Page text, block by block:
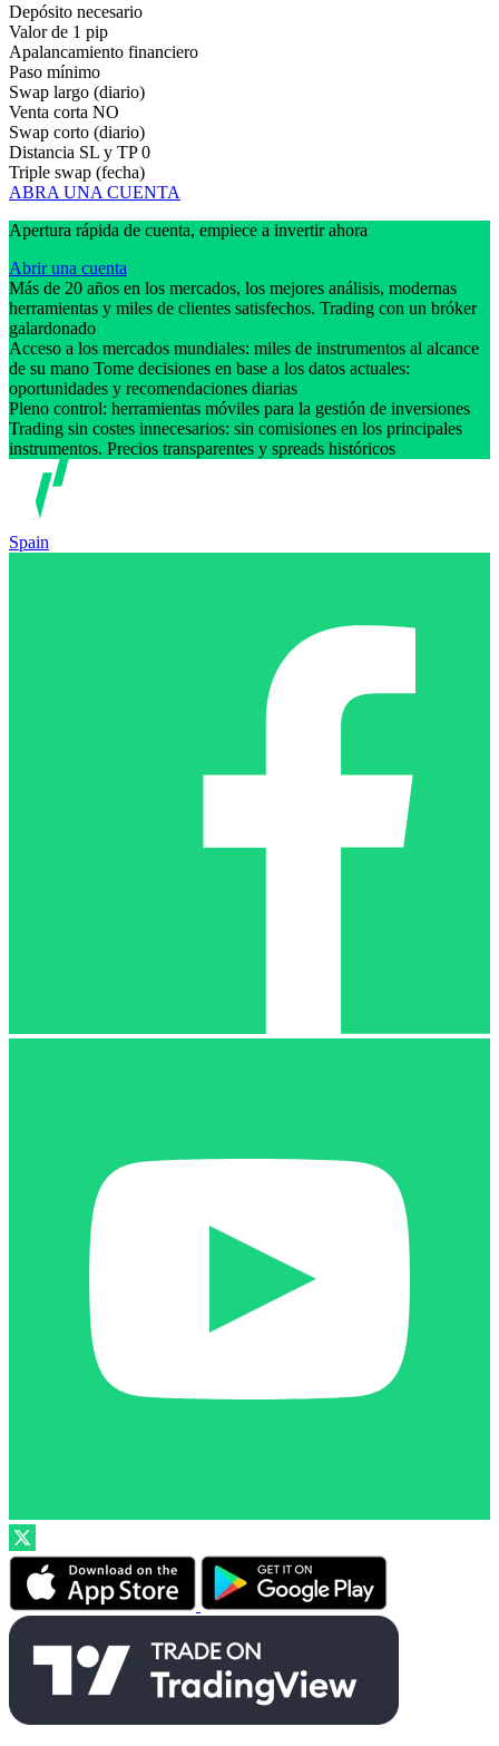
Depósito necesario
Valor de 1 pip
Apalancamiento financiero
Paso mínimo
Swap largo (diario)
Venta corta NO
Swap corto (diario)
Distancia SL y TP 0
Triple swap (fecha)
ABRA UNA CUENTA
Apertura rápida de cuenta, empiece a invertir ahora
Abrir una cuenta
Más de 20 años en los mercados, los mejores análisis, modernas
herramientas y miles de clientes satisfechos. Trading con un bróker
galardonado
Acceso a los mercados mundiales: miles de instrumentos al alcance
de su mano Tome decisiones en base a los datos actuales:
oportunidades y recomendaciones diarias
Pleno control: herramientas móviles para la gestión de inversiones
Trading sin costes innecesarios: sin comisiones en los principales
instrumentos. Precios transparentes y spreads históricos
Spain